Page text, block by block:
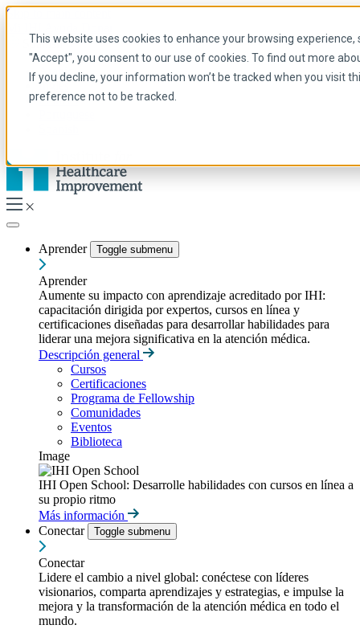
This website uses cookies to enhance your browsing
"Accept", you consent to our use of cookies. To find out more
If you decline, your information won’t be tracked when you visit
preference not to be tracked.
Skip to main content
Spanish
Arabic
Inglés
Francés
Aprender Toggle submenu
Aprender
Aumente su impacto con aprendizaje acreditado por IHI:
capacitación dirigida por expertos, cursos en línea y
certificaciones diseñadas para desarrollar habilidades para
liderar una mejora significativa en la atención médica.
Descripción general
Cursos
Certificaciones
Programa de Fellowship
Comunidades
Eventos
Biblioteca
Image
IHI Open School: Desarrolle habilidades con cursos en línea a
su propio ritmo
Más información
Conectar
Toggle submenu
Conectar
Lidere el cambio a nivel global: conéctese con líderes
visionarios, comparta aprendizajes y estrategias, e impulse la
mejora y la transformación de la atención médica en todo el
mundo.